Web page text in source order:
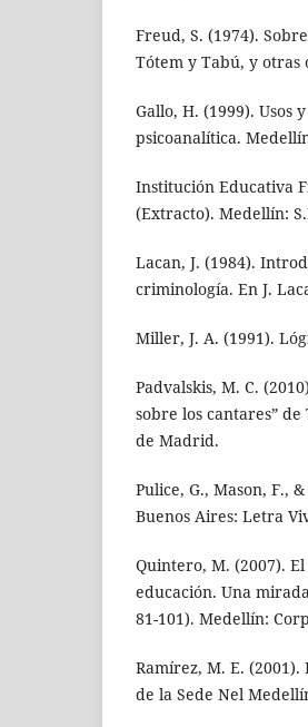
Freud, S. (1974).
Tótem y Tabú, y otras
Gallo, H. (1999). Usos
psicoanalítica.
Institución Educativa
(Extracto). Medellín:
Lacan, J. (1984).
criminología. En J.
Miller, J. A. (1991).
Padvalskis, M. C.
sobre los cantares”
de Madrid.
Pulice, G., Mason, F.,
Buenos Aires: Letra
Quintero, M. (2007).
educación. Una
81-101). Medellín:
Ramírez, M. E.
de la Sede Nel